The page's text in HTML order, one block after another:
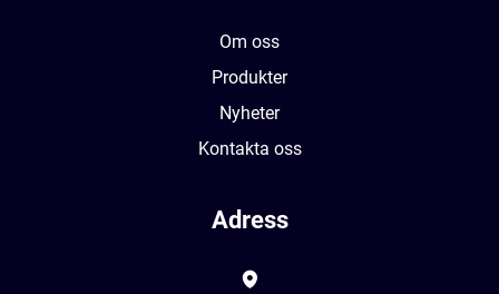
Om oss
Produkter
Nyheter
Kontakta oss
Adress